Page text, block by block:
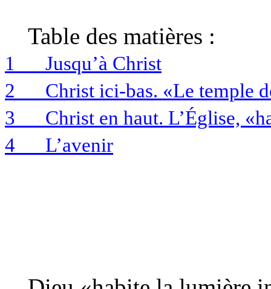
Table des matières :
1
Jusqu’à Christ
2
Christ ici-bas. «Le temple
3
Christ en haut. L’Église,
4
L’avenir